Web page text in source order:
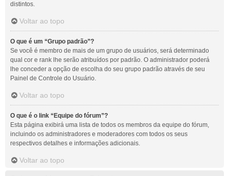
distintos.
Voltar ao topo
O que é um “Grupo padrão”?
Se você é membro de mais de um grupo de usuários, será determinado
qual cor e rank lhe serão atribuídos por padrão. O administrador poderá
lhe conceder a opção de escolha do seu grupo padrão através de seu
Painel de Controle do Usuário.
Voltar ao topo
O que é o link “Equipe do fórum”?
Esta página exibirá uma lista de todos os membros da equipe do fórum,
incluindo os administradores e moderadores com todos os seus
respectivos detalhes e informações adicionais.
Voltar ao topo